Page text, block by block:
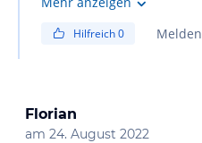
Hilfreich0 Melden
Florian
am 24. August 2022